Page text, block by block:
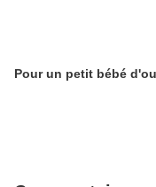
Pour un petit bébé